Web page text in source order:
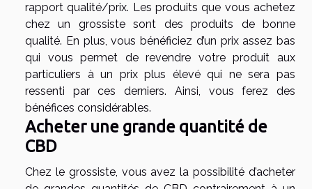
rapport qualité/prix. Les produits que vous achetez
chez un grossiste sont des produits de bonne
qualité. En plus, vous bénéficiez d’un prix assez bas
qui vous permet de revendre votre produit aux
particuliers à un prix plus élevé qui ne sera pas
ressenti par ces derniers. Ainsi, vous ferez des
bénéfices considérables.
Acheter une grande quantité de
CBD
Chez le grossiste, vous avez la possibilité d’acheter